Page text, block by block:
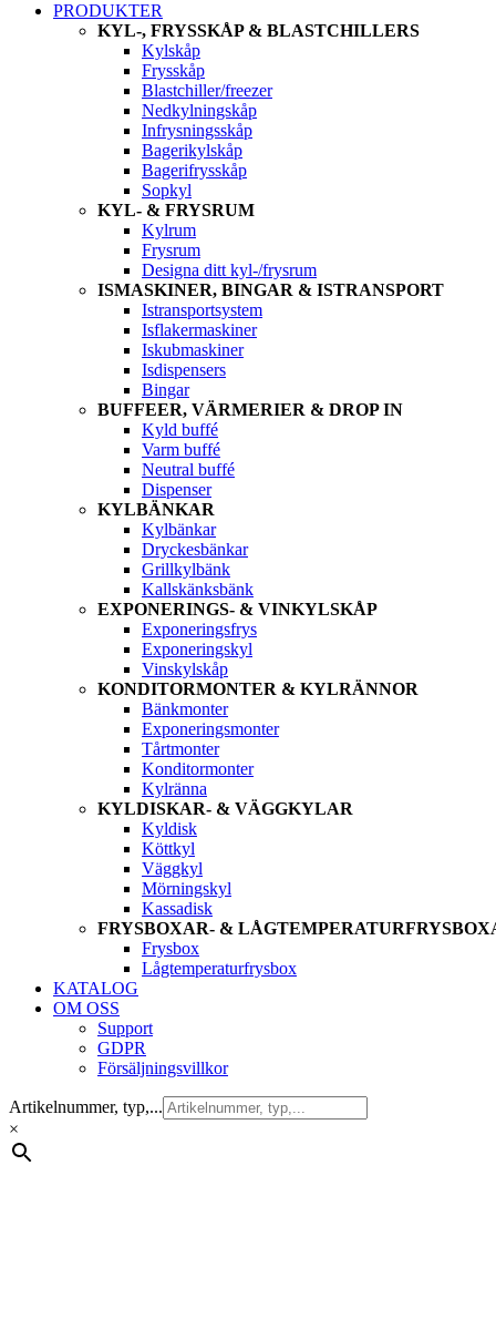
PRODUKTER
KYL-, FRYSSKÅP & BLASTCHILLERS
Kylskåp
Frysskåp
Blastchiller/freezer
Nedkylningskåp
Infrysningsskåp
Bagerikylskåp
Bagerifrysskåp
Sopkyl
KYL- & FRYSRUM
Kylrum
Frysrum
Designa ditt kyl-/frysrum
ISMASKINER, BINGAR & ISTRANSPORT
Istransportsystem
Isflakermaskiner
Iskubmaskiner
Isdispensers
Bingar
BUFFEER, VÄRMERIER & DROP IN
Kyld buffé
Varm buffé
Neutral buffé
Dispenser
KYLBÄNKAR
Kylbänkar
Dryckesbänkar
Grillkylbänk
Kallskänksbänk
EXPONERINGS- & VINKYLSKÅP
Exponeringsfrys
Exponeringskyl
Vinskylskåp
KONDITORMONTER & KYLRÄNNOR
Bänkmonter
Exponeringsmonter
Tårtmonter
Konditormonter
Kylränna
KYLDISKAR- & VÄGGKYLAR
Kyldisk
Köttkyl
Väggkyl
Mörningskyl
Kassadisk
FRYSBOXAR- &
Frysbox
Lågtemperaturfrysbox
KATALOG
OM OSS
Support
GDPR
Försäljningsvillkor
Artikelnummer, typ,...
×